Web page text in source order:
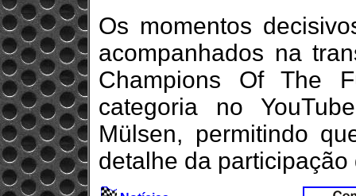
Os momentos
acompanhados na
Champions Of The
categoria no
Mülsen, permitindo
detalhe da